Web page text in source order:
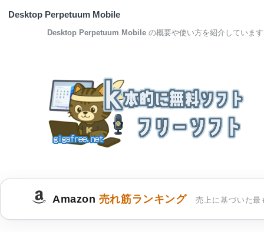
Desktop Perpetuum Mobile
Desktop Perpetuum Mobile の概要や使い方を紹介しています
Amazon 売れ筋ランキング 売上に基づいた最